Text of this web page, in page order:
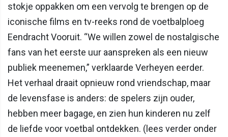
stokje oppakken om een vervolg te brengen op de
iconische films en tv-reeks rond de voetbalploeg
Eendracht Vooruit. “We willen zowel de nostalgische
fans van het eerste uur aanspreken als een nieuw
publiek meenemen,” verklaarde Verheyen eerder.
Het verhaal draait opnieuw rond vriendschap, maar
de levensfase is anders: de spelers zijn ouder,
hebben meer bagage, en zien hun kinderen nu zelf
de liefde voor voetbal ontdekken. (lees verder onder